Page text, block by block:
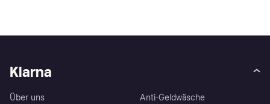
Klarna
Über uns
Anti-Geldwäsche